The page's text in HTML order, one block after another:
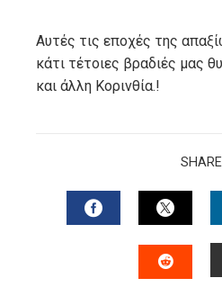
Αυτές τις εποχές της
κάτι τέτοιες βραδιές μας
και άλλη Κορινθία.!
SHARE
FACEBOOK